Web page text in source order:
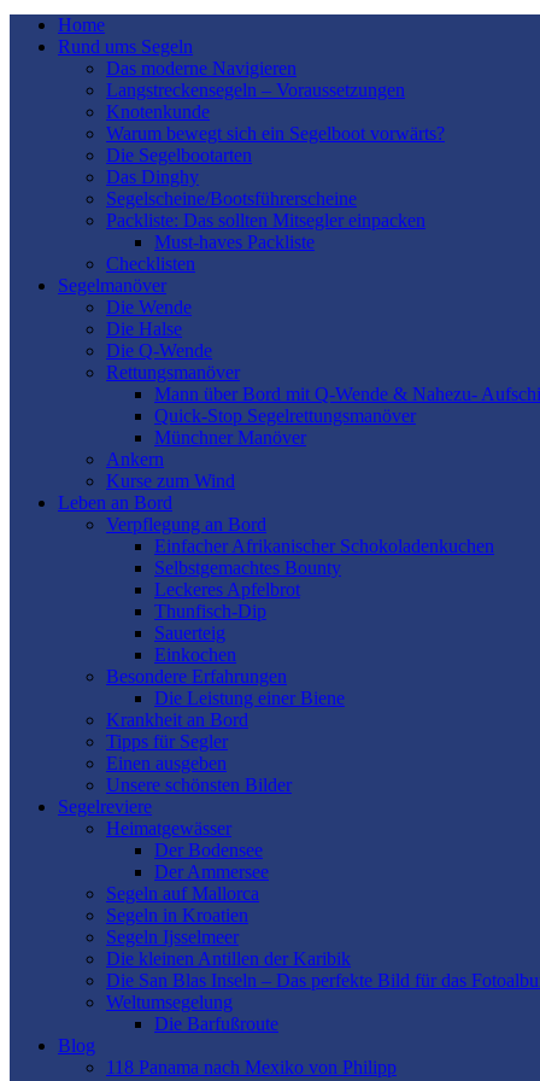
Home
Rund ums Segeln
Das moderne Navigieren
Langstreckensegeln – Voraussetzungen
Knotenkunde
Warum bewegt sich ein Segelboot vorwärts?
Die Segelbootarten
Das Dinghy
Segelscheine/Bootsführerscheine
Packliste: Das sollten Mitsegler einpacken
Must-haves Packliste
Checklisten
Segelmanöver
Die Wende
Die Halse
Die Q-Wende
Rettungsmanöver
Mann über Bord mit Q-Wende & Nahezu-
Quick-Stop Segelrettungsmanöver
Münchner Manöver
Ankern
Kurse zum Wind
Leben an Bord
Verpflegung an Bord
Einfacher Afrikanischer Schokoladenkuchen
Selbstgemachtes Bounty
Leckeres Apfelbrot
Thunfisch-Dip
Sauerteig
Einkochen
Besondere Erfahrungen
Die Leistung einer Biene
Krankheit an Bord
Tipps für Segler
Einen ausgeben
Unsere schönsten Bilder
Segelreviere
Heimatgewässer
Der Bodensee
Der Ammersee
Segeln auf Mallorca
Segeln in Kroatien
Segeln Ijsselmeer
Die kleinen Antillen der Karibik
Die San Blas Inseln – Das perfekte Bild für das
Weltumsegelung
Die Barfußroute
Blog
118 Panama nach Mexiko von Philipp